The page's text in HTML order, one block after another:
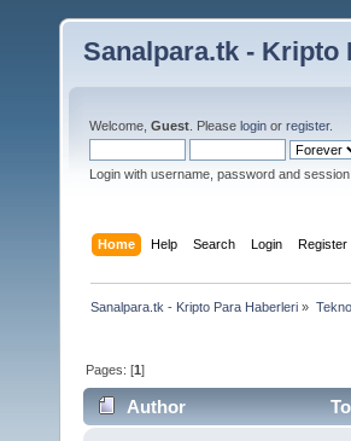
Sanalpara.tk - Kripto
Welcome, Guest . Please login or register.
Login with username, password and
Home Help Search Login Register
Sanalpara.tk - Kripto Para Haberleri »
Pages: [1]
Author